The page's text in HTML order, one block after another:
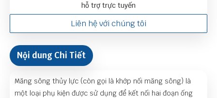
hỗ trợ trực tuyến
Liên hệ với chúng tôi
Nội dung Chi Tiết
Măng sông thủy lực (còn gọi là khớp nối măng sông) là
một loại phụ kiện được sử dụng để kết nối hai đoạn ống